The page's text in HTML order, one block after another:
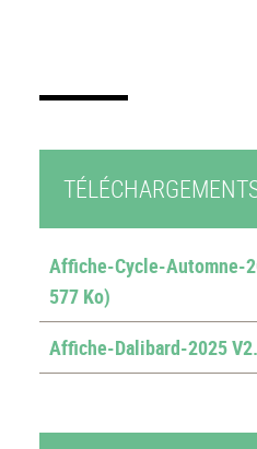
Affiche-Cycle-Automne-
577 Ko)
Affiche-Dalibard-2025